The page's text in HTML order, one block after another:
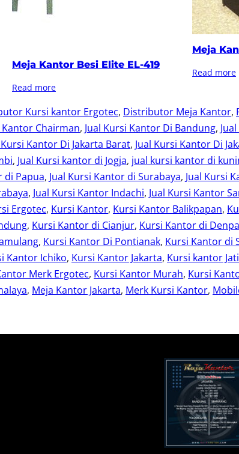
Meja Kantor Besi Elite EL-419
Read more
Meja
Read more
Kursi kantor Ergotec, Distributor Meja Kantor,
Kantor Chairman, Jual Kursi Kantor Di Bandung,
Kursi Kantor Di Jakarta Barat, Jual Kursi Kantor Di
, Jual Kursi kantor di Jogja, jual kursi kantor di
di Papua, Jual Kursi Kantor di Surabaya, Jual Kursi
, Jual Kursi Kantor Indachi, Jual Kursi Kantor
Ergotec, Kursi Kantor, Kursi Kantor Balikpapan,
, Kursi Kantor di Cianjur, Kursi Kantor di
, Kursi Kantor Di Pontianak, Kursi Kantor di
Kantor Ichiko, Kursi Kantor Jakarta, Kursi kantor
Merk Ergotec, Kursi Kantor Murah, Kursi
, Meja Kantor Jakarta, Merk Kursi Kantor,